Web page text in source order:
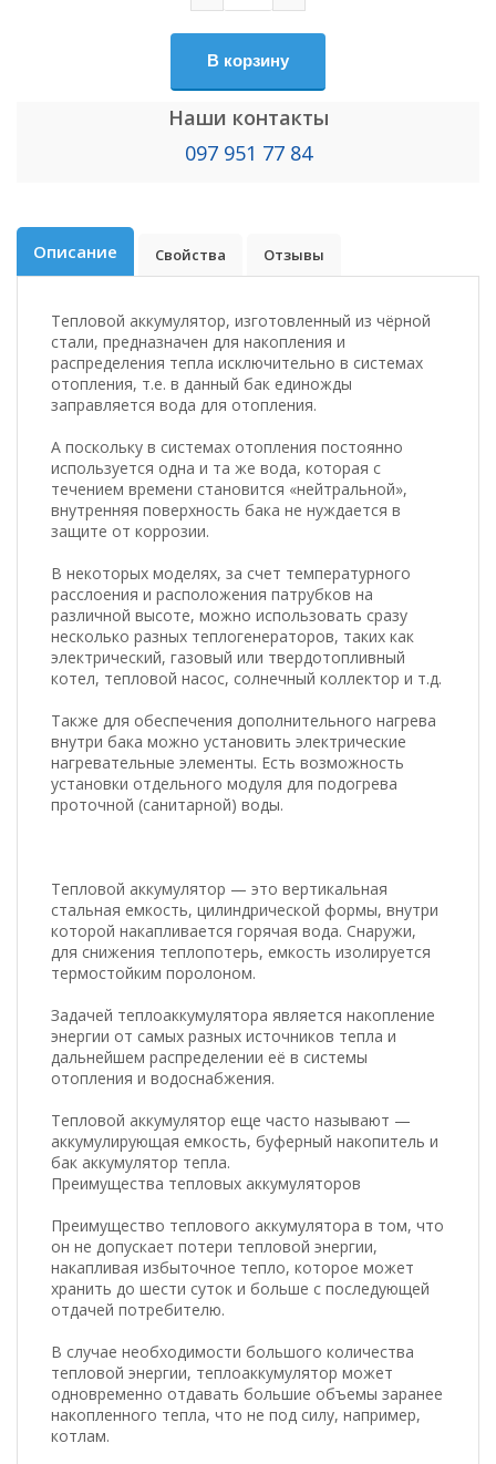
В корзину
Наши контакты
097 951 77 84
Описание Свойства Отзывы
Тепловой аккумулятор, изготовленный из чёрной
стали, предназначен для накопления и
распределения тепла исключительно в системах
отопления, т.е. в данный бак единожды
заправляется вода для отопления.
А поскольку в системах отопления постоянно
используется одна и та же вода, которая с
течением времени становится «нейтральной»,
внутренняя поверхность бака не нуждается в
защите от коррозии.
В некоторых моделях, за счет температурного
расслоения и расположения патрубков на
различной высоте, можно использовать сразу
несколько разных теплогенераторов, таких как
электрический, газовый или твердотопливный
котел, тепловой насос, солнечный коллектор и т.д.
Также для обеспечения дополнительного нагрева
внутри бака можно установить электрические
нагревательные элементы. Есть возможность
установки отдельного модуля для подогрева
проточной (санитарной) воды.
Тепловой аккумулятор — это вертикальная
стальная емкость, цилиндрической формы, внутри
которой накапливается горячая вода. Снаружи,
для снижения теплопотерь, емкость изолируется
термостойким поролоном.
Задачей теплоаккумулятора является накопление
энергии от самых разных источников тепла и
дальнейшем распределении её в системы
отопления и водоснабжения.
Тепловой аккумулятор еще часто называют —
аккумулирующая емкость, буферный накопитель и
бак аккумулятор тепла.
Преимущества тепловых аккумуляторов
Преимущество теплового аккумулятора в том, что
он не допускает потери тепловой энергии,
накапливая избыточное тепло, которое может
хранить до шести суток и больше с последующей
отдачей потребителю.
В случае необходимости большого количества
тепловой энергии, теплоаккумулятор может
одновременно отдавать большие объемы заранее
накопленного тепла, что не под силу, например,
котлам.